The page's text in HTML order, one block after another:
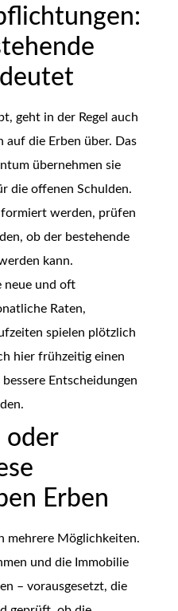
geht in der Regel auch
auf die Erben über. Das
übernehmen sie
die offenen Schulden.
werden, prüfen
ob der bestehende
kann.
neue und oft
Raten,
spielen plötzlich
hier frühzeitig einen
Entscheidungen
oder
Erben
mehrere Möglichkeiten.
und die Immobilie
– vorausgesetzt, die